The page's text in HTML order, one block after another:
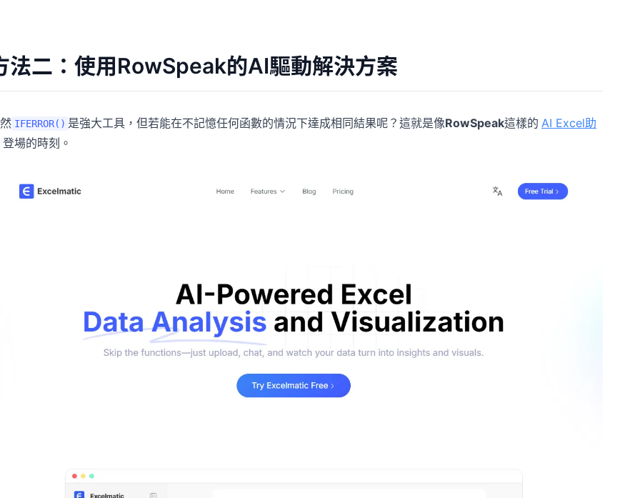
法二：使用RowSpeak的AI驅動解決方案
IFERROR() 是強大工具，但若能在不記憶任何函數的情況下達成相同結果呢？這就是像RowSpeak這樣的 AI Excel助
登場的時刻。